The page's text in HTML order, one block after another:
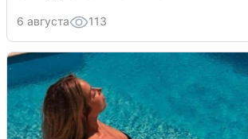
6 августа 113